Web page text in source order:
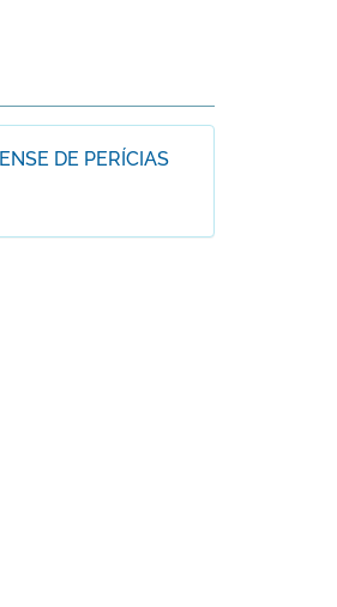
DE PERÍCIAS